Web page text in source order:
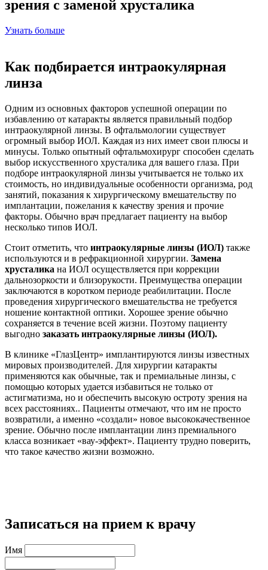
зрения с заменой хрусталика
Узнать больше
Как подбирается интраокулярная
линза
Одним из основных факторов успешной операции по
избавлению от катаракты является правильный подбор
интраокулярной линзы. В офтальмологии существует
огромный выбор ИОЛ. Каждая из них имеет свои плюсы и
минусы. Только опытный офтальмохирург способен сделать
выбор искусственного хрусталика для вашего глаза. При
подборе интраокулярной линзы учитывается не только их
стоимость, но индивидуальные особенности организма, род
занятий, показания к хирургическому вмешательству по
имплантации, пожелания к качеству зрения и прочие
факторы. Обычно врач предлагает пациенту на выбор
несколько типов ИОЛ.
Стоит отметить, что интраокулярные линзы (ИОЛ) также
используются и в рефракционной хирургии. Замена
хрусталика на ИОЛ осуществляется при коррекции
дальнозоркости и близорукости. Преимущества операции
заключаются в коротком периоде реабилитации. После
проведения хирургического вмешательства не требуется
ношение контактной оптики. Хорошее зрение обычно
сохраняется в течение всей жизни. Поэтому пациенту
выгодно заказать интраокулярные линзы (ИОЛ).
В клинике «ГлазЦентр» имплантируются линзы известных
мировых производителей. Для хирургии катаракты
применяются как обычные, так и премиальные линзы, с
помощью которых удается избавиться не только от
астигматизма, но и обеспечить высокую остроту зрения на
всех расстояниях.. Пациенты отмечают, что им не просто
возвратили, а именно «создали» новое высококачественное
зрение. Обычно после имплантации линз премиального
класса возникает «вау-эффект». Пациенту трудно поверить,
что такое качество жизни возможно.
Записаться на прием к врачу
Имя